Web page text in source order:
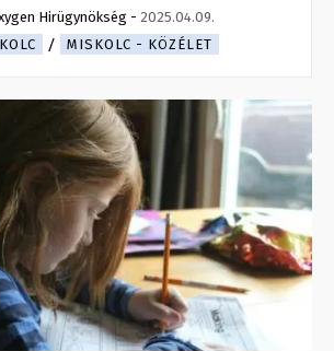
Hirügynökség - 2025.04.09.
MISKOLC - KÖZÉLET